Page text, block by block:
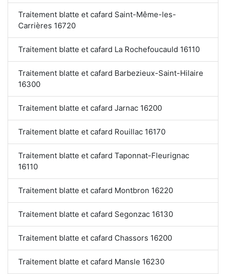
Traitement blatte et cafard Saint-Même-les-
Carrières 16720
Traitement blatte et cafard La Rochefoucauld 16110
Traitement blatte et cafard Barbezieux-Saint-Hilaire
16300
Traitement blatte et cafard Jarnac 16200
Traitement blatte et cafard Rouillac 16170
Traitement blatte et cafard Taponnat-Fleurignac
16110
Traitement blatte et cafard Montbron 16220
Traitement blatte et cafard Segonzac 16130
Traitement blatte et cafard Chassors 16200
Traitement blatte et cafard Mansle 16230